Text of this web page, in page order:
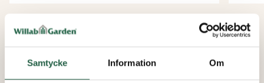
Samtycke Information Om
Se alla solsängar & vilstolar
MATGRUPPER - UTEMÖBLER FRÅN GARDEN LIVING